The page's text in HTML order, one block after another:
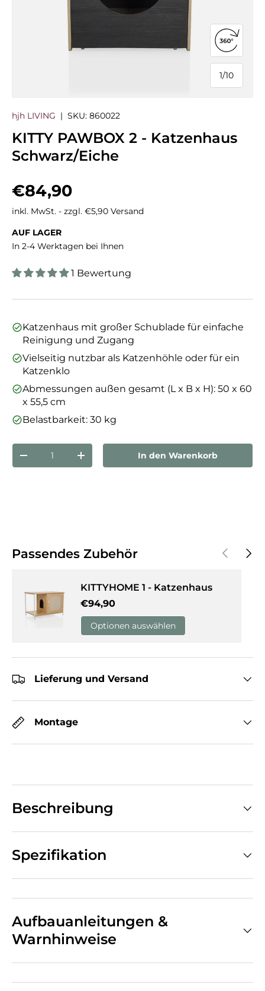
1/
von
10
360°-
hjh LIVING | SKU: 860022
KITTY PAWBOX 2 - Katzenhaus
Schwarz/Eiche
Normaler Preis
€84,90
inkl. MwSt. - zzgl. €5,90 Versand
AUF LAGER
In 2-4 Werktagen bei Ihnen
1 Bewertung
Katzenhaus mit großer Schublade für einfache
Reinigung und Zugang
Vielseitig nutzbar als Katzenhöhle oder für ein
Katzenklo
Abmessungen außen gesamt (L x B x H): 50 x 60
x 55,5 cm
Belastbarkeit: 30 kg
Menge verringernMenge erhöhenIn den Warenkorb
Passendes Zubehör Vorherige
KITTYHOME 1 - Katzenhaus
Normaler Preis
€94,90
Optionen auswählen
Lieferung und Versand
Montage
Beschreibung
Spezifikation
Aufbauanleitungen &
Warnhinweise